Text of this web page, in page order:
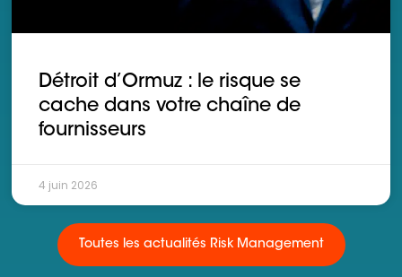
Détroit d’Ormuz : le risque se
cache dans votre chaîne de
fournisseurs
4 juin 2026
Toutes les actualités Risk Management